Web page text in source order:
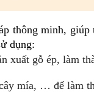
thông minh,
dụng:
xuất gỗ ép, làm
mía, … để làm